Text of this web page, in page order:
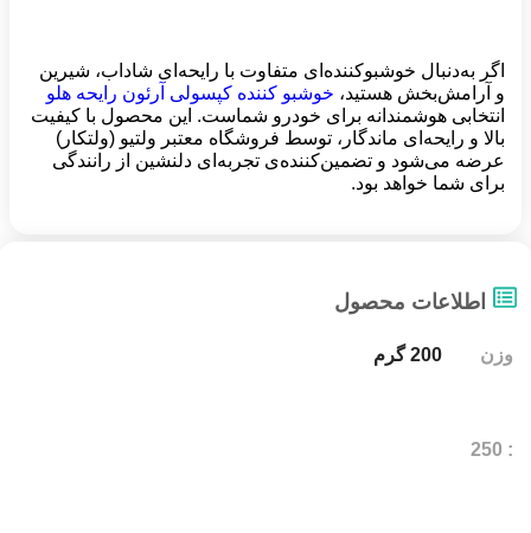
اگر به‌دنبال خوشبوکننده‌ای متفاوت با رایحه‌ای شاداب، شیرین
و آرامش‌بخش هستید، خوشبو کننده کپسولی آرئون رایحه هلو
انتخابی هوشمندانه برای خودرو شماست. این محصول با کیفیت
بالا و رایحه‌ای ماندگار، توسط فروشگاه معتبر ولتیو (ولتکار)
عرضه می‌شود و تضمین‌کننده‌ی تجربه‌ای دلنشین از رانندگی
برای شما خواهد بود.
اطلاعات محصول
وزن 200 گرم
: 250